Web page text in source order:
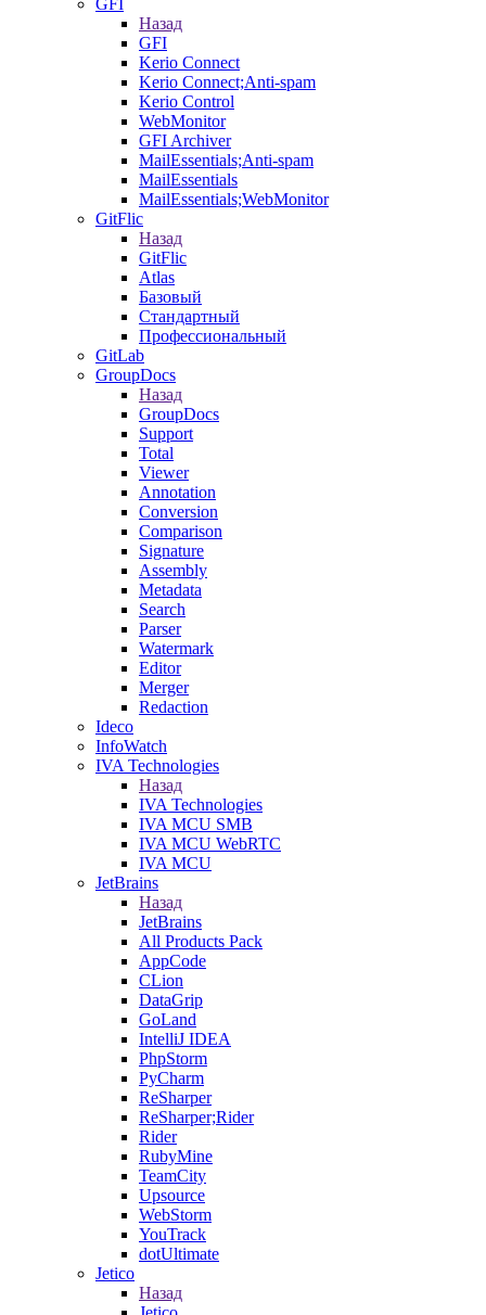
GFI
Назад
GFI
Kerio Connect
Kerio Connect;Anti-spam
Kerio Control
WebMonitor
GFI Archiver
MailEssentials;Anti-spam
MailEssentials
MailEssentials;WebMonitor
GitFlic
Назад
GitFlic
Atlas
Базовый
Стандартный
Профессиональный
GitLab
GroupDocs
Назад
GroupDocs
Support
Total
Viewer
Annotation
Conversion
Comparison
Signature
Assembly
Metadata
Search
Parser
Watermark
Editor
Merger
Redaction
Ideco
InfoWatch
IVA Technologies
Назад
IVA Technologies
IVA MCU SMB
IVA MCU WebRTC
IVA MCU
JetBrains
Назад
JetBrains
All Products Pack
AppCode
CLion
DataGrip
GoLand
IntelliJ IDEA
PhpStorm
PyCharm
ReSharper
ReSharper;Rider
Rider
RubyMine
TeamCity
Upsource
WebStorm
YouTrack
dotUltimate
Jetico
Назад